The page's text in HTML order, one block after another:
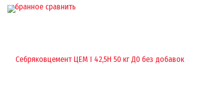
избранное сравнить